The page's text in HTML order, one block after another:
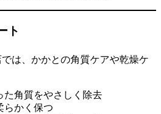
ト
は、かかとの角質ケアや乾燥ケ
た角質をやさしく除去
らかく保つ